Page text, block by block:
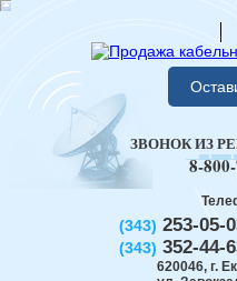
(343) 253-05-
(343) 352-44-
620046, г.
ЗВОНОК ИЗ
8-